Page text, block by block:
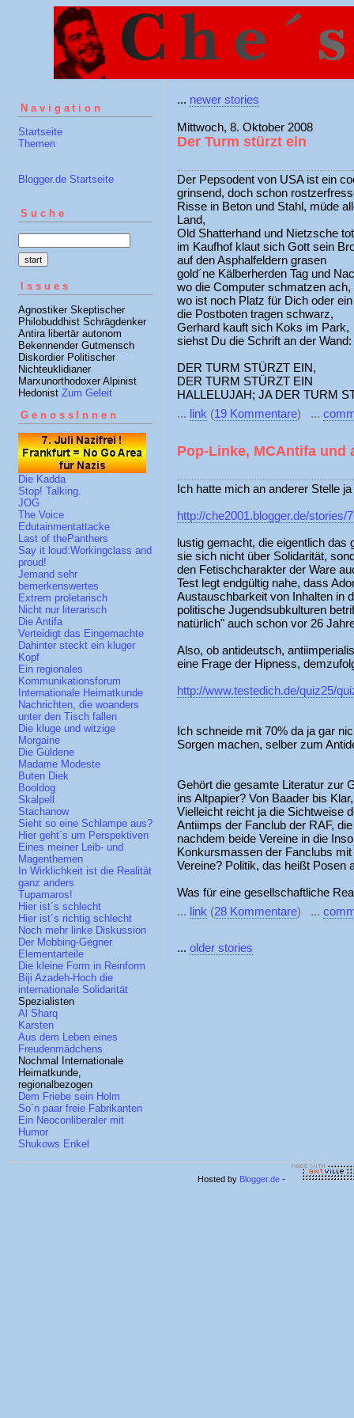
Navigation
Startseite
Themen
Blogger.de Startseite
Suche
Issues
Agnostiker Skeptischer
Philobuddhist Schrägdenker
Antira libertär autonom
Bekennender Gutmensch
Diskordier Politischer
Nichteuklidianer
Marxunorthodoxer Alpinist
Hedonist Zum Geleit
GenossInnen
Die Kadda
Stop! Talking.
JOG
The Voice
Edutainmentattacke
Last of thePanthers
Say it loud:Workingclass and
proud!
Jemand sehr
bemerkenswertes
Extrem proletarisch
Nicht nur literarisch
Die Antifa
Verteidigt das Eingemachte
Dahinter steckt ein kluger
Kopf
Ein regionales
Kommunikationsforum
Internationale Heimatkunde
Nachrichten, die woanders
unter den Tisch fallen
Die kluge und witzige
Morgaine
Die Güldene
Madame Modeste
Buten Diek
Booldog
Skalpell
Stachanow
Sieht so eine Schlampe aus?
Hier geht´s um Perspektiven
Eines meiner Leib- und
Magenthemen
In Wirklichkeit ist die Realität
ganz anders
Tupamaros!
Hier ist´s schlecht
Hier ist´s richtig schlecht
Noch mehr linke Diskussion
Der Mobbing-Gegner
Elementarteile
Die kleine Form in Reinform
Biji Azadeh-Hoch die
internationale Solidarität
Spezialisten
Al Sharq
Karsten
Aus dem Leben eines
Freudenmädchens
Nochmal Internationale
Heimatkunde,
regionalbezogen
Dem Friebe sein Holm
So´n paar freie Fabrikanten
Ein Neoconliberaler mit
Humor
Shukows Enkel
... newer stories
Mittwoch, 8. Oktober 2008
Der Turm stürzt ein
Der Pepsodent von USA ist ein
grinsend, doch schon
Risse in Beton und Stahl, müde
Land,
Old Shatterhand und Nietzsche
im Kaufhof klaut sich Gott sein
auf den Asphalfeldern grasen
gold´ne Kälberherden Tag und
wo die Computer schmatzen ach,
wo ist noch Platz für Dich oder
die Postboten tragen schwarz,
Gerhard kauft sich Koks im Park,
siehst Du die Schrift an der Wand:
DER TURM STÜRZT EIN,
DER TURM STÜRZT EIN
HALLELUJAH; JA DER TURM
... link (19 Kommentare) ...
Pop-Linke, MCAntifa und
Ich hatte mich an anderer Stelle
http://che2001.blogger.de/stories/
lustig gemacht, die eigentlich das
sie sich nicht über Solidarität,
den Fetischcharakter der Ware
Test legt endgültig nahe, dass
Austauschbarkeit von Inhalten in
politische Jugendsubkulturen
natürlich" auch schon vor 26
Also, ob antideutsch,
eine Frage der Hipness,
http://www.testedich.de/quiz25/
Ich schneide mit 70% da ja gar
Sorgen machen, selber zum
Gehört die gesamte Literatur zur
ins Altpapier? Von Baader bis
Vielleicht reicht ja die Sichtweise
Antiimps der Fanclub der RAF,
nachdem beide Vereine in die
Konkursmassen der Fanclubs
Vereine? Politik, das heißt Posen
Was für eine gesellschaftliche
... link (28 Kommentare) ...
... older stories
Hosted by Blogger.de -